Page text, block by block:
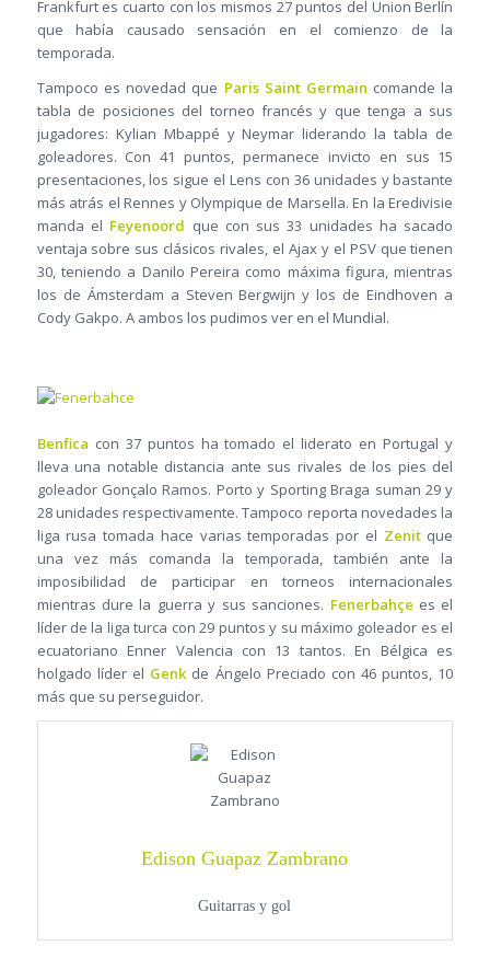
Frankfurt es cuarto con los mismos 27 puntos del Union Berlín
que había causado sensación en el comienzo de la
temporada.
Tampoco es novedad que Paris Saint Germain comande la
tabla de posiciones del torneo francés y que tenga a sus
jugadores: Kylian Mbappé y Neymar liderando la tabla de
goleadores. Con 41 puntos, permanece invicto en sus 15
presentaciones, los sigue el Lens con 36 unidades y bastante
más atrás el Rennes y Olympique de Marsella. En la Eredivisie
manda el Feyenoord que con sus 33 unidades ha sacado
ventaja sobre sus clásicos rivales, el Ajax y el PSV que tienen
30, teniendo a Danilo Pereira como máxima figura, mientras
los de Ámsterdam a Steven Bergwijn y los de Eindhoven a
Cody Gakpo. A ambos los pudimos ver en el Mundial.
Benfica con 37 puntos ha tomado el liderato en Portugal y
lleva una notable distancia ante sus rivales de los pies del
goleador Gonçalo Ramos. Porto y Sporting Braga suman 29 y
28 unidades respectivamente. Tampoco reporta novedades la
liga rusa tomada hace varias temporadas por el Zenitque
una vez más comanda la temporada, también ante la
imposibilidad de participar en torneos internacionales
mientras dure la guerra y sus sanciones. Fenerbahçe es el
líder de la liga turca con 29 puntos y su máximo goleador es el
ecuatoriano Enner Valencia con 13 tantos. En Bélgica es
holgado líder el Genkde Ángelo Preciado con 46 puntos, 10
más que su perseguidor.
Edison Guapaz Zambrano
Guitarras y gol